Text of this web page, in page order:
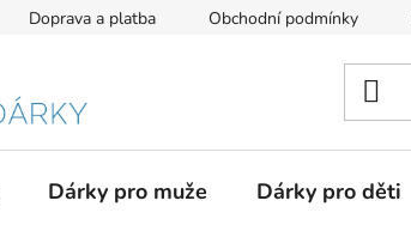
Doprava a platba Obchodní podmínky
Dárky pro muže Dárky pro děti